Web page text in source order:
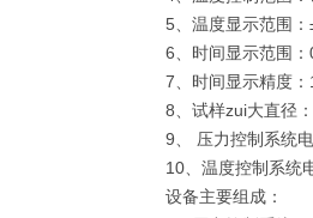
5、温度显示范围
6、时间显示范围
7、时间显示精度：
8、试样zui大直径
9、 压力控制系统
10、温度控制系统
设备主要组成：